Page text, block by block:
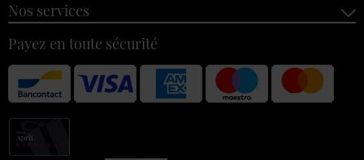
Nos services
Payez en toute sécurité